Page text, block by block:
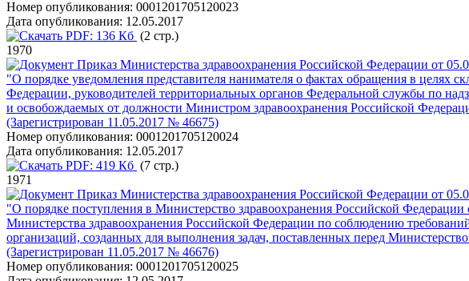
Номер опубликования: 0001201705120023
Дата опубликования: 12.05.2017
PDF: 136 Кб (2 стр.)
1970
Приказ Министерства здравоохранения Российской Федерации от
"О порядке уведомления представителя нанимателя о фактах обращения в целях
Федерации, руководителей территориальных органов Федеральной службы по
и освобождаемых от должности Министром здравоохранения Российской
(Зарегистрирован 11.05.2017 № 46675)
Номер опубликования: 0001201705120024
Дата опубликования: 12.05.2017
PDF: 419 Кб (7 стр.)
1971
Приказ Министерства здравоохранения Российской Федерации от
"О порядке поступления в Министерство здравоохранения Российской
Министерства здравоохранения Российской Федерации по соблюдению
организаций, созданных для выполнения задач, поставленных перед
(Зарегистрирован 11.05.2017 № 46676)
Номер опубликования: 0001201705120025